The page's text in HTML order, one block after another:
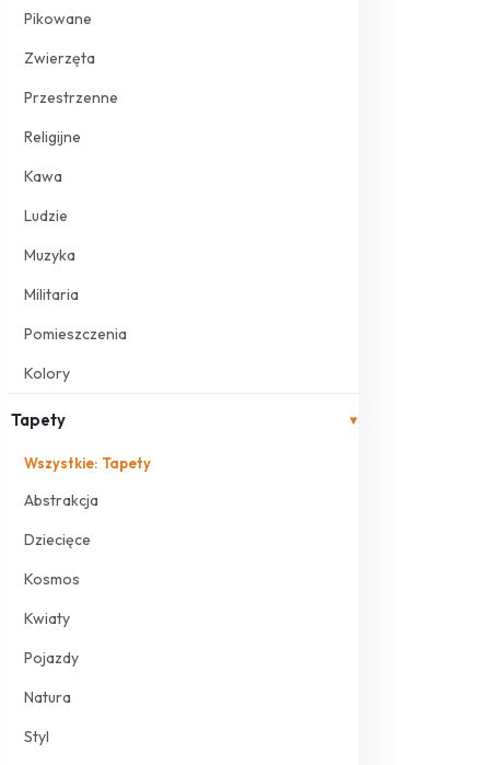
Pikowane
Zwierzęta
Przestrzenne
Religijne
Kawa
Ludzie
Muzyka
Militaria
Pomieszczenia
Kolory
Tapety ▾
Wszystkie: Tapety
Abstrakcja
Dziecięce
Kosmos
Kwiaty
Pojazdy
Natura
Styl